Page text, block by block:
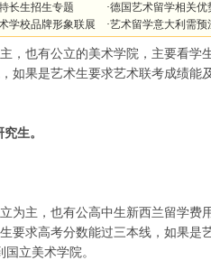
长生招生专题
学校品牌形象联展
·德国艺术留学相关优
·艺术留学意大利需预
，也有公立的美术学院，主要看学
如果是艺术生要求艺术联考成绩能
生。
主，也有公高中生新西兰留学费
要求高考分数能过三本线，如果是
立美术学院。